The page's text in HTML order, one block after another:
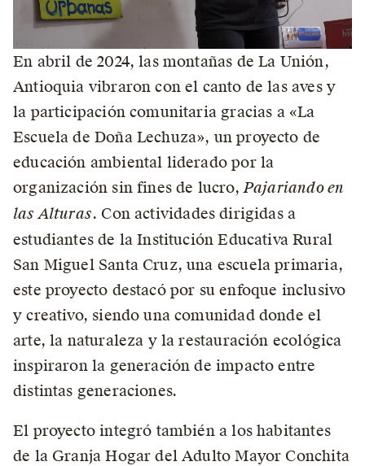
En abril de 2024, las montañas de La Unión,
Antioquia vibraron con el canto de las aves y
la participación comunitaria gracias a «La
Escuela de Doña Lechuza», un proyecto de
educación ambiental liderado por la
organización sin fines de lucro,Pajariando en
las Alturas. Con actividades dirigidas a
estudiantes de la Institución Educativa Rural
San Miguel Santa Cruz, una escuela primaria,
este proyecto destacó por su enfoque inclusivo
y creativo, siendo una comunidad donde el
arte, la naturaleza y la restauración ecológica
inspiraron la generación de impacto entre
distintas generaciones.
El proyecto integró también a los habitantes
de la Granja Hogar del Adulto Mayor Conchita